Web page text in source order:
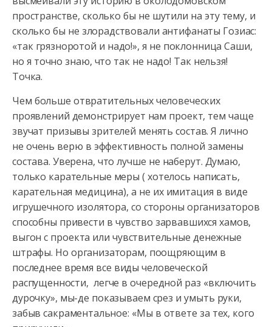
пространстве, сколько бы не шутили на эту тему, и
сколько бы не злорадствовали антифанаты Гозиас:
«так грязноротой и надо!», я не поклонница Саши,
но я точно знаю, что так не надо! Так нельзя!
Точка.
Чем больше отвратительных человеческих
проявлений демонстрирует нам проект, тем чаще
звучат призывы зрителей менять состав. Я лично
не очень верю в эффективность полной замены
состава. Уверена, что лучше не наберут. Думаю,
только карательные меры ( хотелось написать,
карательная медицина), а не их имитация в виде
игрушечного изолятора, со стороны организаторов
способны привести в чувство зарвавшихся хамов,
выгон с проекта или чувствительные денежные
штрафы. Но организаторам, поощряющим в
последнее время все виды человеческой
распущенности, легче в очередной раз «включить
дурочку», мы-де показываем срез и умыть руки,
забыв сакраментальное: «Мы в ответе за тех, кого